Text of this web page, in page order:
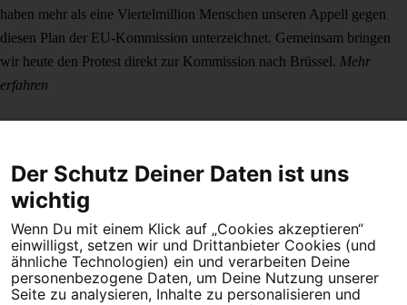
haben mehr als eine Viertelmillion Menschen unseren Appell gegen
diesen Plan der EU-Kommission unterzeichnet. Gemeinsam bringen
wir heute den Protest direkt zur Kommission nach Brüssel. Mehr
erfahren
Dein Engagement macht den Unterschied. Schließe Dich 4,5
Millionen Menschen an.
Newsletter bestellen
Der Schutz Deiner Daten ist uns
wichtig
Wenn Du mit einem Klick auf „Cookies akzeptieren“
einwilligst, setzen wir und Drittanbieter Cookies (und
ähnliche Technologien) ein und verarbeiten Deine
personenbezogene Daten, um Deine Nutzung unserer
Seite zu analysieren, Inhalte zu personalisieren und